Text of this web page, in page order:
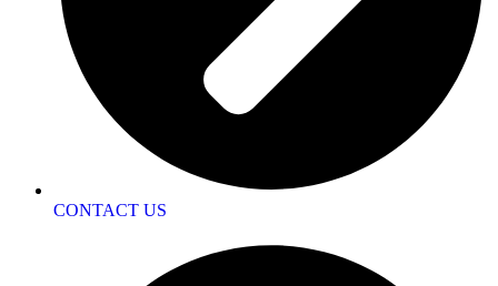
CONTACT US